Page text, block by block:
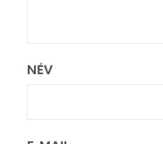
NÉV